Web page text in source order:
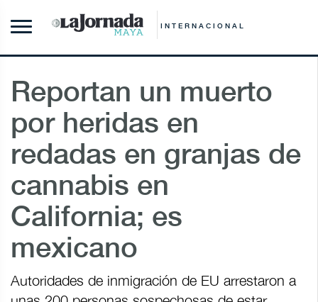
INTERNACIONAL
Reportan un muerto
por heridas en
redadas en granjas de
cannabis en
California; es
mexicano
Autoridades de inmigración de EU arrestaron a